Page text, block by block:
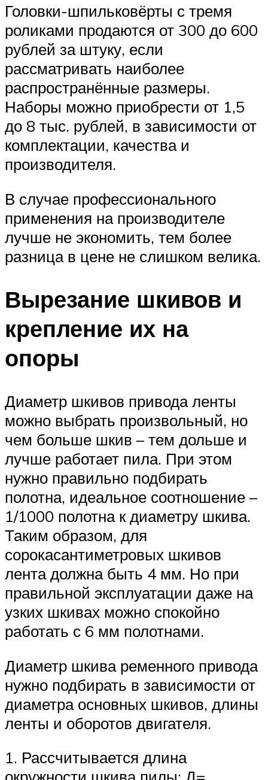
Головки-шпильковёрты с тремя
роликами продаются от 300 до 600
рублей за штуку, если
рассматривать наиболее
распространённые размеры.
Наборы можно приобрести от 1,5
до 8 тыс. рублей, в зависимости от
комплектации, качества и
производителя.
В случае профессионального
применения на производителе
лучше не экономить, тем более
разница в цене не слишком велика.
Вырезание шкивов и
крепление их на
опоры
Диаметр шкивов привода ленты
можно выбрать произвольный, но
чем больше шкив – тем дольше и
лучше работает пила. При этом
нужно правильно подбирать
полотна, идеальное соотношение –
1/1000 полотна к диаметру шкива.
Таким образом, для
сорокасантиметровых шкивов
лента должна быть 4 мм. Но при
правильной эксплуатации даже на
узких шкивах можно спокойно
работать с 6 мм полотнами.
Диаметр шкива ременного привода
нужно подбирать в зависимости от
диаметра основных шкивов, длины
ленты и оборотов двигателя.
1. Рассчитывается длина